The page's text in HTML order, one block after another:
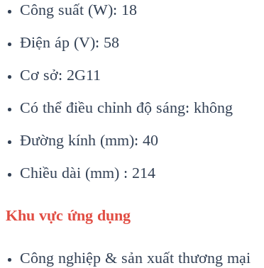
Công suất (W): 18
Điện áp (V): 58
Cơ sở: 2G11
Có thể điều chỉnh độ sáng: không
Đường kính (mm): 40
Chiều dài (mm) : 214
Khu vực ứng dụng
Công nghiệp & sản xuất thương mại